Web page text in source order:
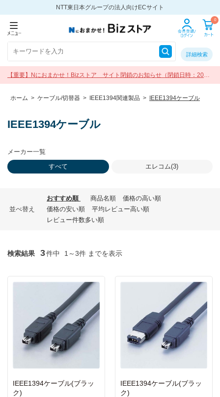
NTT東日本グループの法人向けECサイト
0
詳細検索
【重要】Nにおまかせ！Bizストア サイト閉鎖のお知らせ（閉鎖日時：2026
年9月30日 17:00）
ホーム > ケーブル/切替器 > IEEE1394関連製品 > IEEE1394ケーブル
IEEE1394ケーブル
メーカー一覧
すべて
エレコム(3)
並べ替え
おすすめ順 商品名順
価格の高い順
価格の安い順
平均レビュー高い順
レビュー件数多い順
検索結果 3件中 1～3件 までを表示
IEEE1394ケーブル(ブラッ
ク)
IEEE1394ケーブル(ブラッ
ク)